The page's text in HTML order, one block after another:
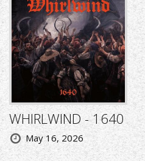
WHIRLWIND - 1640
May 16, 2026